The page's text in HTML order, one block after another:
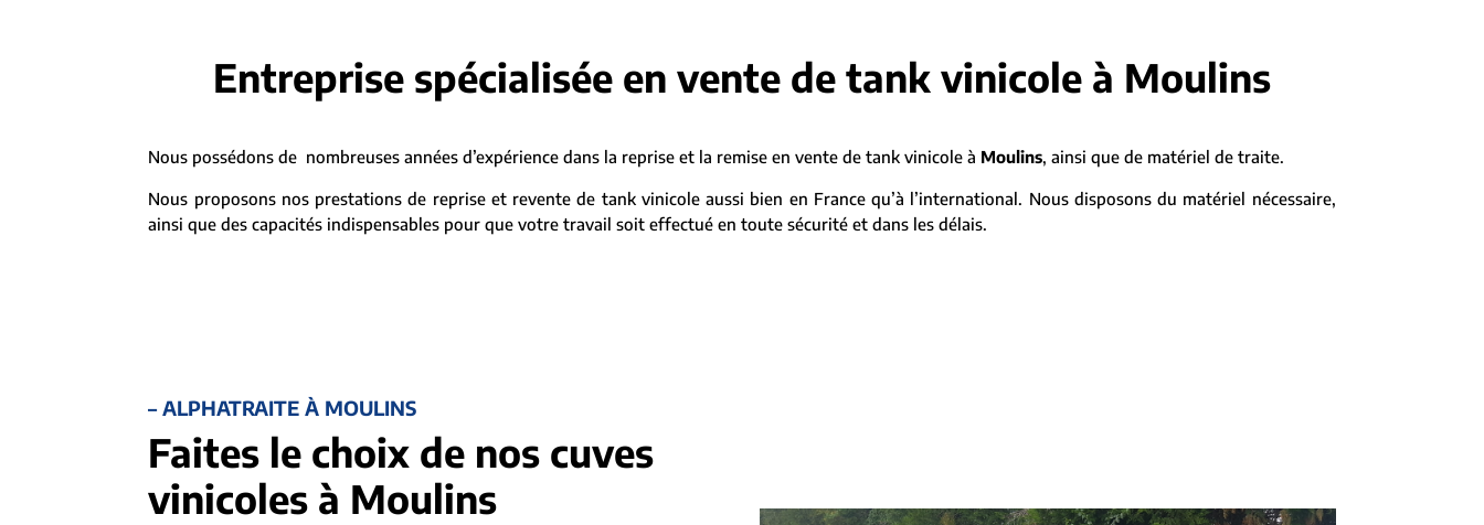
Entreprise spécialisée en vente de tank vinicole à Moulins
Nous possédons de nombreuses années d’expérience dans la reprise et la remise en vente de tank vinicole à Moulins, ainsi que de matériel de traite.
Nous proposons nos prestations de reprise et revente de tank vinicole aussi bien en France qu’à l’international. Nous disposons du matériel nécessaire,
ainsi que des capacités indispensables pour que votre travail soit effectué en toute sécurité et dans les délais.
– ALPHATRAITE À MOULINS
Faites le choix de nos cuves
vinicoles à Moulins